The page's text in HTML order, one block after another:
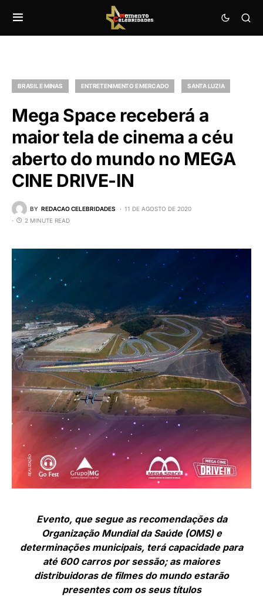
BRASIL E MINAS ENTRETENIMENTO E MERCADO SANTA LUZIA
Mega Space receberá a
maior tela de cinema a céu
aberto do mundo no MEGA
CINE DRIVE-IN
BY REDACAO CELEBRIDADES
11 DE AGOSTO DE 2020
2 MINUTE READ
Evento, que segue as recomendações da
Organização Mundial da Saúde (OMS) e
determinações municipais, terá capacidade para
até 600 carros por sessão; as maiores
distribuidoras de filmes do mundo estarão
presentes com os seus títulos